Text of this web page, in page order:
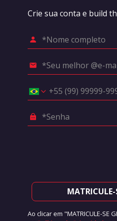
Crie sua conta e build
MATRICULE-
Ao clicar em "MATRICULE-SE